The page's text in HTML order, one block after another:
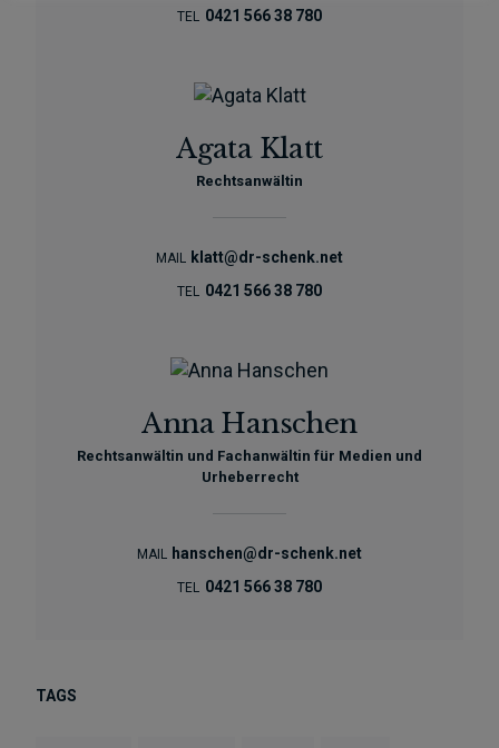
TEL 0421 566 38 780
Agata Klatt
Rechtsanwältin
MAIL klatt@dr-schenk.net
TEL 0421 566 38 780
Anna Hanschen
Rechtsanwältin und Fachanwältin für Medien und
Urheberrecht
MAIL hanschen@dr-schenk.net
TEL 0421 566 38 780
TAGS